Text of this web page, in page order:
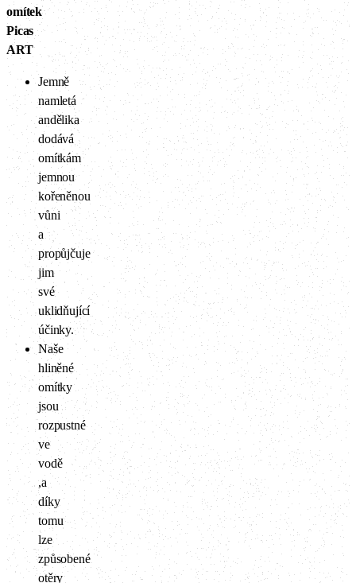
omítek
Picas
ART
Jemně
namletá
andělika
dodává
omítkám
jemnou
kořeněnou
vůni
a
propůjčuje
jim
své
uklidňující
účinky.
Naše
hliněné
omítky
jsou
rozpustné
ve
vodě
,a
díky
tomu
lze
způsobené
otěry